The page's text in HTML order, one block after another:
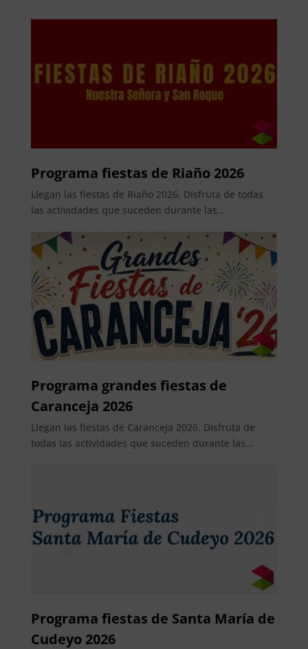
Programa fiestas de Riaño 2026
Llegan las fiestas de Riaño 2026. Disfruta de todas
las actividades que suceden durante las...
Programa grandes fiestas de
Caranceja 2026
Llegan las fiestas de Caranceja 2026. Disfruta de
todas las actividades que suceden durante las...
Programa fiestas de Santa María de
Cudeyo 2026